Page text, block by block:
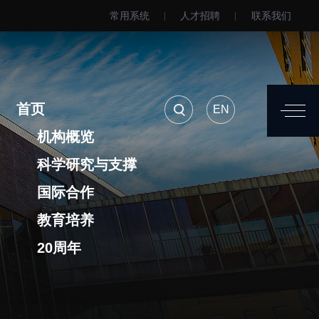
常用系统 人才招聘 联系我们
首页
机构概览
科学研究与支撑
国际合作
教育培养
20周年
EN
统 人才招聘 联系我们